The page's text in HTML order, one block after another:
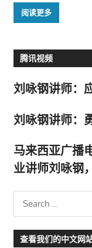
阅读更多
腾讯视频
刘咏钢讲师：
刘咏钢讲师：
马来西亚广播
业讲师刘咏钢
查看我们的中文网